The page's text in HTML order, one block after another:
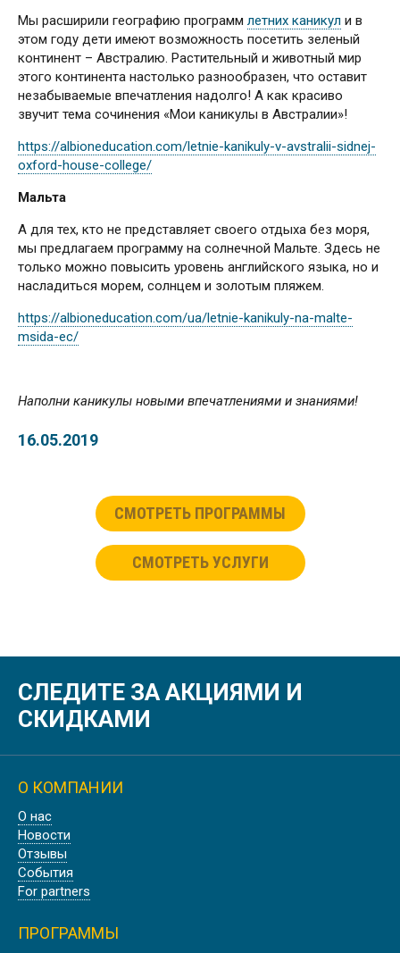
Мы расширили географию программ летних каникул и в
этом году дети имеют возможность посетить зеленый
континент – Австралию. Растительный и животный мир
этого континента настолько разнообразен, что оставит
незабываемые впечатления надолго! А как красиво
звучит тема сочинения «Мои каникулы в Австралии»!
https://albioneducation.com/letnie-kanikuly-v-avstralii-sidnej-
oxford-house-college/
Мальта
А для тех, кто не представляет своего отдыха без моря,
мы предлагаем программу на солнечной Мальте. Здесь не
только можно повысить уровень английского языка, но и
насладиться морем, солнцем и золотым пляжем.
https://albioneducation.com/ua/letnie-kanikuly-na-malte-
msida-ec/
Наполни каникулы новыми впечатлениями и знаниями!
16.05.2019
СМОТРЕТЬ ПРОГРАММЫ
СМОТРЕТЬ УСЛУГИ
СЛЕДИТЕ ЗА АКЦИЯМИ И
СКИДКАМИ
О КОМПАНИИ
О нас
Новости
Отзывы
События
For partners
ПРОГРАММЫ